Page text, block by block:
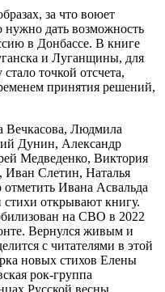
за что воюет
нужно дать возможность
в Донбассе. В книге
и Луганщины, для
точкой отсчета,
принятия решений,
Вечкасова, Людмила
Дунин, Александр
Медведенко, Виктория
Слетин, Наталья
Ивана Асвальда
открывают книгу.
на СВО в 2022
Вернулся живым и
с читателями в этой
новых стихов Елены
рок-группа